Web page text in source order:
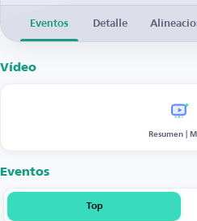
Eventos Detalle
Vídeo
Resumen |
Eventos
Top